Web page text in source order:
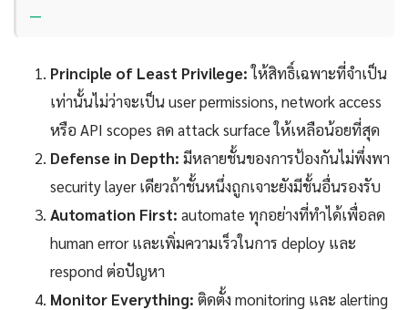
—
Principle of Least Privilege:ให้สิทธิ์เฉพาะที่จำเป็น
เท่านั้นไม่ว่าจะเป็น user permissions, network access
หรือ API scopes ลด attack surface ให้เหลือน้อยที่สุด
Defense in Depth: มีหลายชั้นของการป้องกันไม่พึ่งพา
security layer เดียวถ้าชั้นหนึ่งถูกเจาะยังมีชั้นอื่นรองรับ
Automation First: automate ทุกอย่างที่ทำได้เพื่อลด
human error และเพิ่มความเร็วในการ deploy และ
respond ต่อปัญหา
Monitor Everything: ติดตั้ง monitoring และ alerting